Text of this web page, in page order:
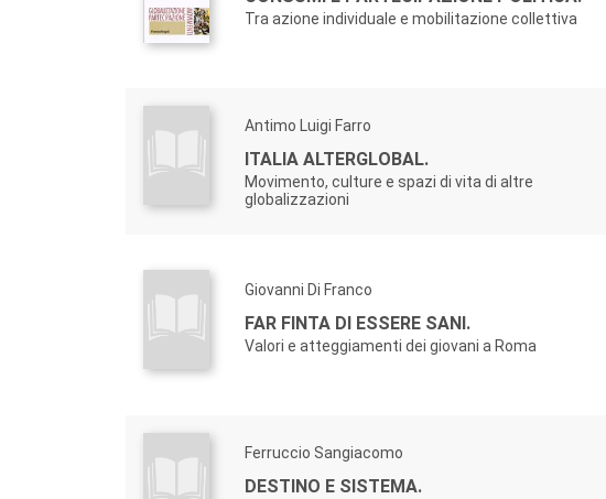
Tra azione individuale e mobilitazione collettiva
Antimo Luigi Farro
ITALIA ALTERGLOBAL.
Movimento, culture e spazi di vita di altre
globalizzazioni
Giovanni Di Franco
FAR FINTA DI ESSERE SANI.
Valori e atteggiamenti dei giovani a Roma
Ferruccio Sangiacomo
DESTINO E SISTEMA.